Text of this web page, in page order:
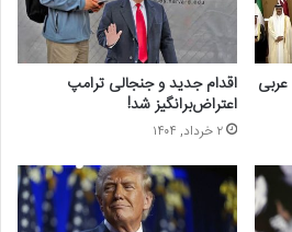
روز صبح به مدت ۱۰ سال در جلوی آن سفارت بیانیه‌ای را در
می‌کرد و یک ساعت هم خیابان‌های اطراف
اقدام جدید و جنجالی ترامپ
اعتراض‌برانگیز شد!
۲ خرداد, ۱۴۰۴